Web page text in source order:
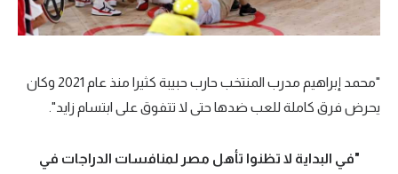
"محمد إبراهيم مدرب المنتخب حارب حبيبة كثيرا منذ عام 2021 وكان
يحرض فرق كاملة للعب ضدها حتى لا تتفوق على ابتسام زايد".
"في البداية لا تظنوا تأهل مصر لمنافسات الدراجات في